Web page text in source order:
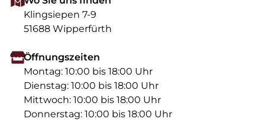
Klingsiepen 7-9
51688 Wipperfürth
Öffnungszeiten
Montag: 10:00 bis 18:00 Uhr
Dienstag: 10:00 bis 18:00 Uhr
Mittwoch: 10:00 bis 18:00 Uhr
Donnerstag: 10:00 bis 18:00 Uhr